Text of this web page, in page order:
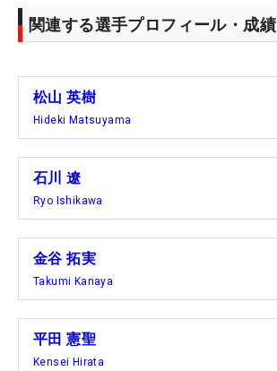
関連する選手プロフィール・成績
松山 英樹
Hideki Matsuyama
石川 遼
Ryo Ishikawa
金谷 拓実
Takumi Kanaya
平田 憲聖
Kensei Hirata